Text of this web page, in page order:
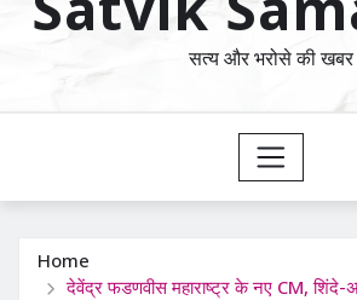
सत्य और भरोसे की खबर
Home
देवेंद्र फडणवीस महाराष्ट्र के नए CM, शिंदे-